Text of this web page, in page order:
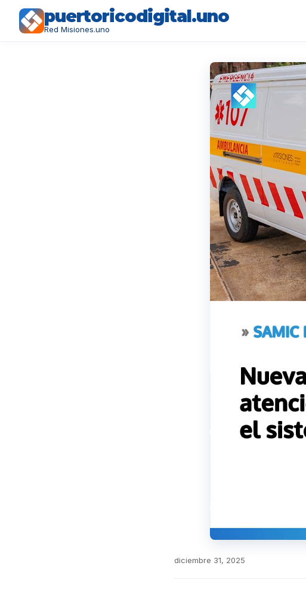
puertoricodigital.uno
Red Misiones.uno
diciembre 31, 2025